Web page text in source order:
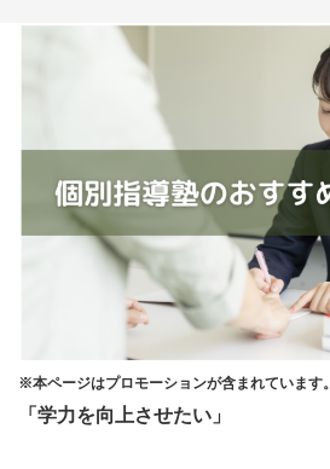
※本ページはプロモーションが含まれています。
「学力を向上させたい」